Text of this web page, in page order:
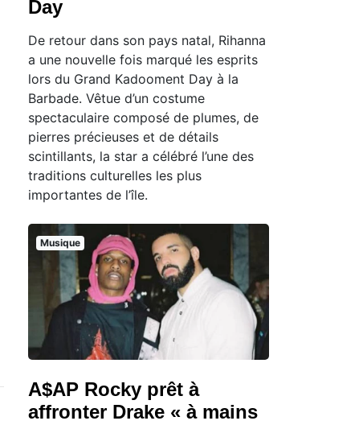
Day
De retour dans son pays natal, Rihanna
a une nouvelle fois marqué les esprits
lors du Grand Kadooment Day à la
Barbade. Vêtue d’un costume
spectaculaire composé de plumes, de
pierres précieuses et de détails
scintillants, la star a célébré l’une des
traditions culturelles les plus
importantes de l’île.
Musique
A$AP Rocky prêt à
affronter Drake « à mains